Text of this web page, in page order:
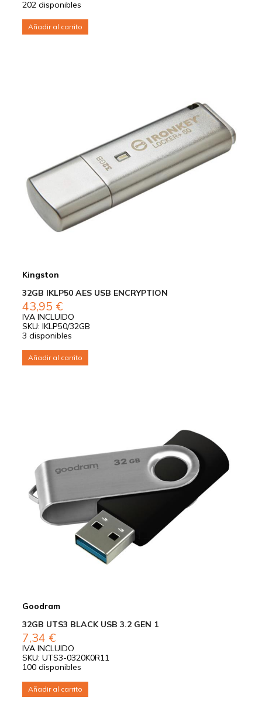
202 disponibles
Añadir al carrito
Kingston
32GB IKLP50 AES USB ENCRYPTION
43,95 €
IVA INCLUIDO
SKU: IKLP50/32GB
3 disponibles
Añadir al carrito
Goodram
32GB UTS3 BLACK USB 3.2 GEN 1
7,34 €
IVA INCLUIDO
SKU: UTS3-0320K0R11
100 disponibles
Añadir al carrito